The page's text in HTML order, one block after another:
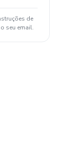
de
seu email.